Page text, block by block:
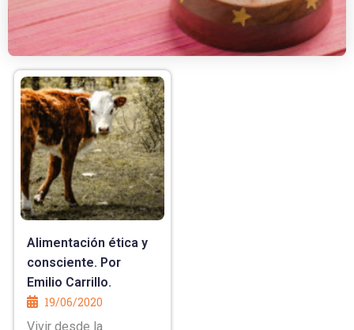
Alimentación ética y
consciente. Por
Emilio Carrillo.
19/06/2020
Vivir desde la